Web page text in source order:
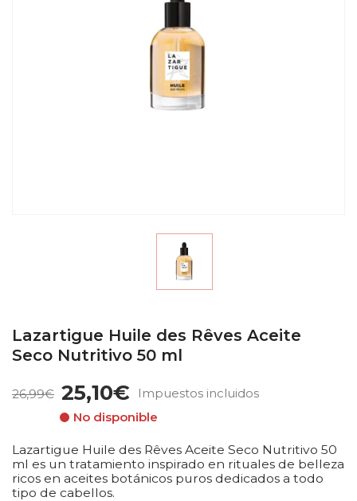
Lazartigue Huile des Rêves Aceite
Seco Nutritivo 50 ml
26,99€ 25,10€
Impuestos incluidos
No disponible
Lazartigue Huile des Rêves Aceite Seco Nutritivo 50
ml es un tratamiento inspirado en rituales de belleza
ricos en aceites botánicos puros dedicados a todo
tipo de cabellos.